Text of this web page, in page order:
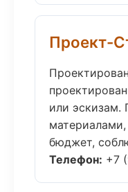
Проект-
или эскизам.
бюджет,
Телефон: +7